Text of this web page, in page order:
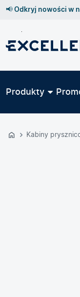
Przejdź
GŁÓWNEJ
📢 Odkryj nowości w
Produkty
Kabiny